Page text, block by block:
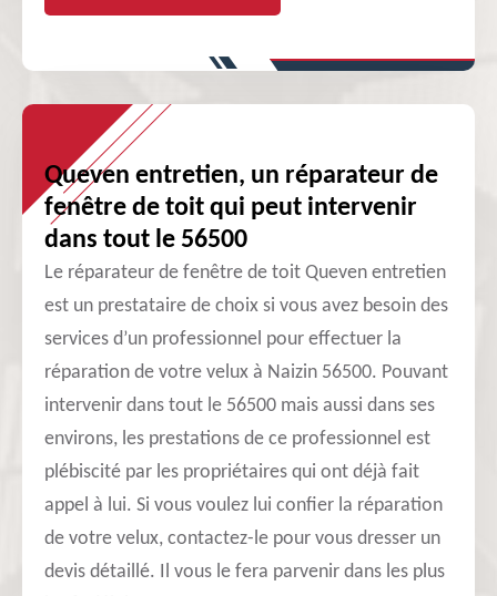
Queven entretien, un réparateur de
fenêtre de toit qui peut intervenir
dans tout le 56500
Le réparateur de fenêtre de toit Queven entretien
est un prestataire de choix si vous avez besoin des
services d’un professionnel pour effectuer la
réparation de votre velux à Naizin 56500. Pouvant
intervenir dans tout le 56500 mais aussi dans ses
environs, les prestations de ce professionnel est
plébiscité par les propriétaires qui ont déjà fait
appel à lui. Si vous voulez lui confier la réparation
de votre velux, contactez-le pour vous dresser un
devis détaillé. Il vous le fera parvenir dans les plus